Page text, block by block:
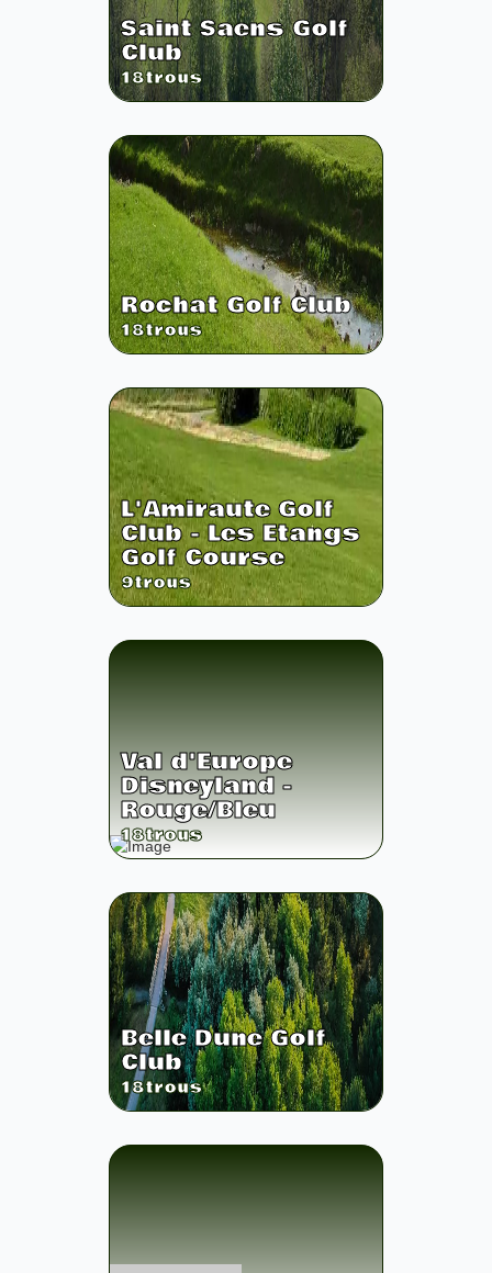
Saint Saens Golf
Club
18trous
Rochat Golf Club
18trous
L'Amiraute Golf
Club - Les Etangs
Golf Course
9trous
Val d'Europe
Disneyland -
Rouge/Bleu
18trous
Belle Dune Golf
Club
18trous